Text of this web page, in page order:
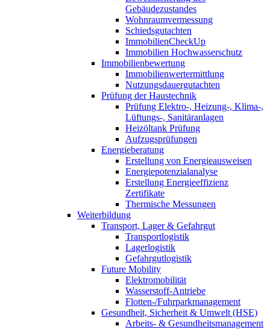
Gebäudezustandes
Wohnraumvermessung
Schiedsgutachten
ImmobilienCheckUp
Immobilien Hochwasserschutz
Immobilienbewertung
Immobilienwertermittlung
Nutzungsdauergutachten
Prüfung der Haustechnik
Prüfung Elektro-, Heizung-, Klima-,
Lüftungs-, Sanitäranlagen
Heizöltank Prüfung
Aufzugsprüfungen
Energieberatung
Erstellung von Energieausweisen
Energiepotenzialanalyse
Erstellung Energieeffizienz
Zertifikate
Thermische Messungen
Weiterbildung
Transport, Lager & Gefahrgut
Transportlogistik
Lagerlogistik
Gefahrgutlogistik
Future Mobility
Elektromobilität
Wasserstoff-Antriebe
Flotten-/Fuhrparkmanagement
Gesundheit, Sicherheit & Umwelt (HSE)
Arbeits- & Gesundheitsmanagement